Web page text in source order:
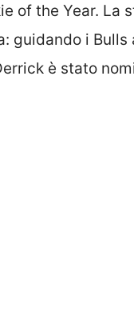
of the Year. La
guidando i
è stato